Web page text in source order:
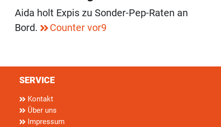
Aida holt Expis zu Sonder-Pep-Raten an
Bord.
Counter vor9
SERVICE
Kontakt
Über uns
Impressum